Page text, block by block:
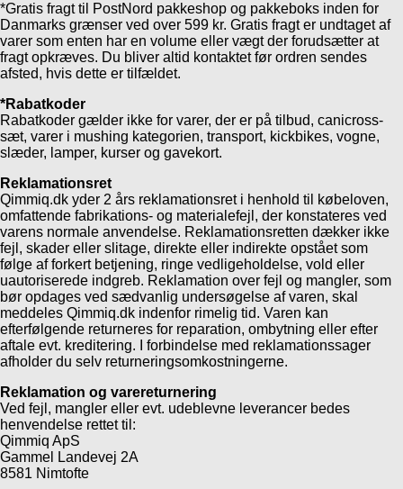
*Gratis fragt til PostNord pakkeshop og pakkeboks inden for
Danmarks grænser ved over 599 kr. Gratis fragt er undtaget af
varer som enten har en volume eller vægt der forudsætter at
fragt opkræves. Du bliver altid kontaktet før ordren sendes
afsted, hvis dette er tilfældet.
*Rabatkoder
Rabatkoder gælder ikke for varer, der er på tilbud, canicross-
sæt, varer i mushing kategorien, transport, kickbikes, vogne,
slæder, lamper, kurser og gavekort.
Reklamationsret
Qimmiq.dk yder 2 års reklamationsret i henhold til købeloven,
omfattende fabrikations- og materialefejl, der konstateres ved
varens normale anvendelse. Reklamationsretten dækker ikke
fejl, skader eller slitage, direkte eller indirekte opstået som
følge af forkert betjening, ringe vedligeholdelse, vold eller
uautoriserede indgreb. Reklamation over fejl og mangler, som
bør opdages ved sædvanlig undersøgelse af varen, skal
meddeles Qimmiq.dk indenfor rimelig tid. Varen kan
efterfølgende returneres for reparation, ombytning eller efter
aftale evt. kreditering. I forbindelse med reklamationssager
afholder du selv returneringsomkostningerne.
Reklamation og varereturnering
Ved fejl, mangler eller evt. udeblevne leverancer bedes
henvendelse rettet til:
Qimmiq ApS
Gammel Landevej 2A
8581 Nimtofte